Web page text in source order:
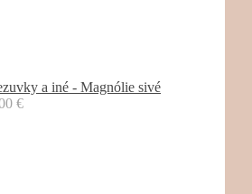
a iné - Magnólie sivé
€